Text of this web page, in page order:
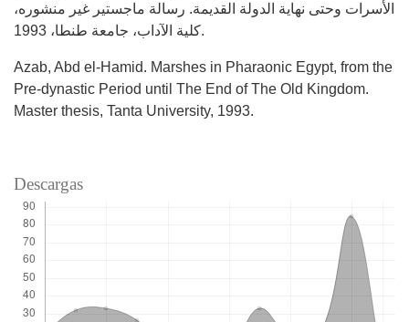
الأسرات وحتى نهاية الدولة القديمة. رسالة ماجستير غير منشوره،
كلية الآداب، جامعة طنطا، 1993.
Azab, Abd el-Hamid. Marshes in Pharaonic Egypt, from the
Pre-dynastic Period until The End of The Old Kingdom.
Master thesis, Tanta University, 1993.
Descargas